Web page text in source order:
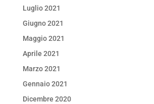
Luglio 2021
Giugno 2021
Maggio 2021
Aprile 2021
Marzo 2021
Gennaio 2021
Dicembre 2020